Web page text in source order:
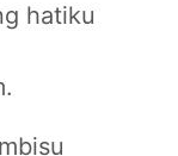
hatiku